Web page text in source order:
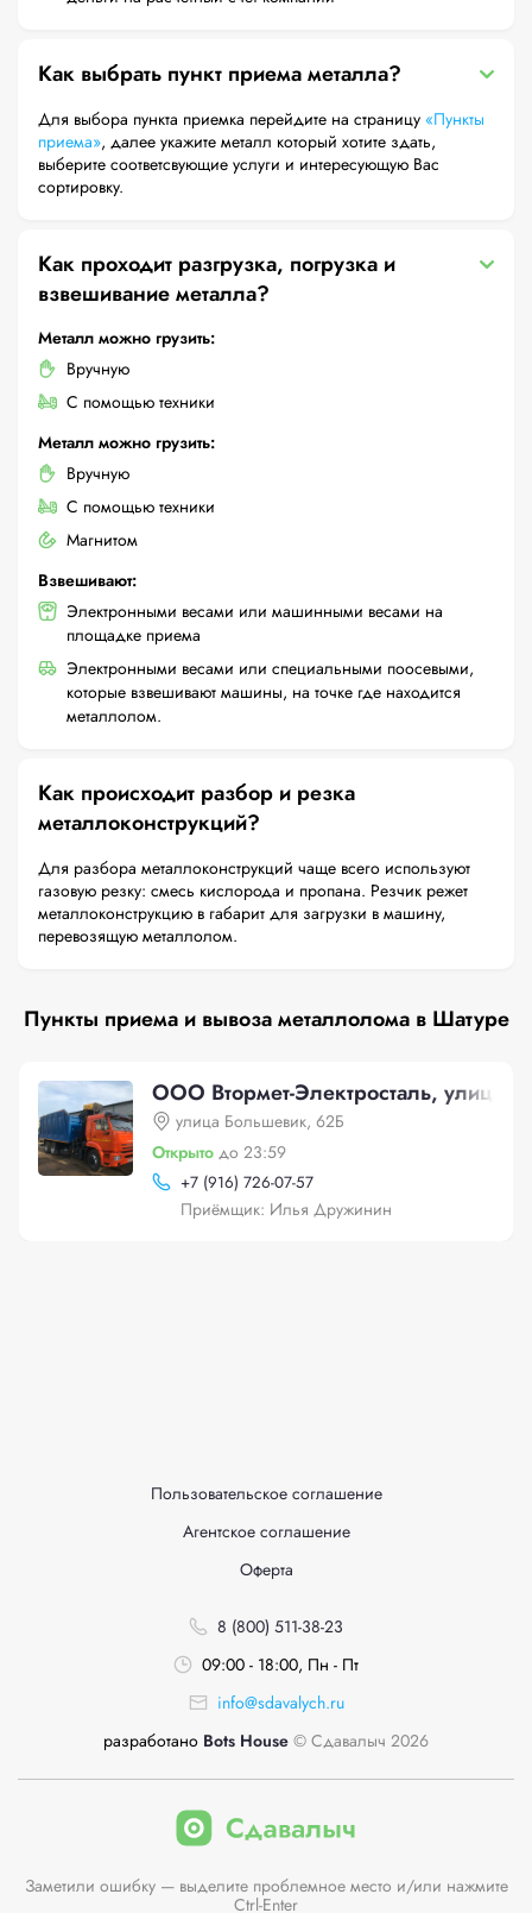
Как выбрать пункт приема металла?
Для выбора пункта приемка перейдите на страницу «Пункты
приема», далее укажите металл который хотите здать,
выберите соответсвующие услуги и интересующую Вас
сортировку.
Как проходит разгрузка, погрузка и
взвешивание металла?
Металл можно грузить:
Вручную
С помощью техники
Металл можно грузить:
Вручную
С помощью техники
Магнитом
Взвешивают:
Электронными весами или машинными весами на
площадке приема
Электронными весами или специальными поосевыми,
которые взвешивают машины, на точке где находится
металлолом.
Как происходит разбор и резка
металлоконструкций?
Для разбора металлоконструкций чаще всего используют
газовую резку: смесь кислорода и пропана. Резчик режет
металлоконструкцию в габарит для загрузки в машину,
перевозящую металлолом.
Пункты приема и вывоза металлолома в Шатуре
ООО Втормет-Электросталь, улица
улица Большевик, 62Б
Открыто до 23:59
+7 (916) 726-07-57
Приёмщик: Илья Дружинин
Пользовательское соглашение
Агентское соглашение
Оферта
8 (800) 511-38-23
09:00 - 18:00, Пн - Пт
info@sdavalych.ru
разработано Bots House © Сдавалыч 2026
Заметили ошибку — выделите проблемное место и/или нажмите
Ctrl-Enter